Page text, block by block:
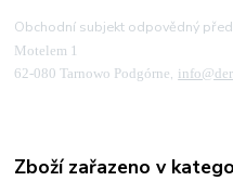
Obchodní subjekt odpovědný před
Motelem 1
62-080 Tarnowo Podgórne,
Zboží zařazeno v